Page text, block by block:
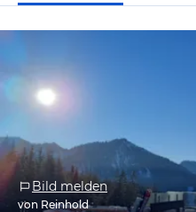
Bild melden
von Reinhold